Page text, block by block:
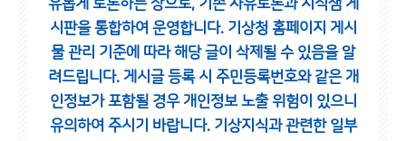
유롭게 토론하는 장으로, 기존 자유토론과 지식샘 게
시판을 통합하여 운영합니다. 기상청 홈페이지 게시
물 관리 기준에 따라 해당 글이 삭제될 수 있음을 알
려드립니다. 게시글 등록 시 주민등록번호와 같은 개
인정보가 포함될 경우 개인정보 노출 위험이 있으니
유의하여 주시기 바랍니다. 기상지식과 관련한 일부